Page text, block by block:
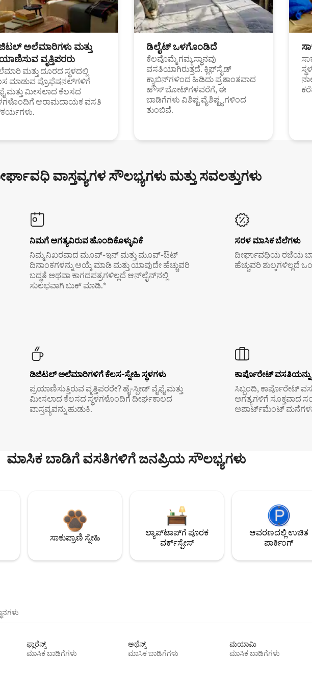
ಅಲೆಮಾರಿಗಳು ಮತ್ತು
ವೃತ್ತಿಪರರು
ಮತ್ತು ದೂರದ ಸ್ಥಳದಲ್ಲಿ
ಮಾಡುವ ಪ್ರೊಫೆಷನಲ್‌ಗಳಿಗೆ
ಮತ್ತು ಮೀಸಲಾದ ಕೆಲಸದ
ಆರಾಮದಾಯಕ ವಸತಿ
ಡಿಲೈಟ್ ಒಳಗೊಂಡಿದೆ
ಕೆಲವೊಮ್ಮೆ ಗಮ್ಯಸ್ಥಾನವು
ವಸತಿಯಾಗಿರುತ್ತದೆ. ಕ್ಲಿಫ್‌ಸೈಡ್
ಕ್ಯಾಬಿನ್‌ಗಳಿಂದ ಹಿಡಿದು ಪ್ರಶಾಂತವಾದ
ಹೌಸ್ ಬೋಟ್‌ಗಳವರೆಗೆ, ಈ
ಬಾಡಿಗೆಗಳು ವಿಶಿಷ್ಟ ವೈಶಿಷ್ಟ್ಯಗಳಿಂದ
ತುಂಬಿವೆ.
ವಾಸ್ತವ್ಯಗಳ ಸೌಲಭ್ಯಗಳು ಮತ್ತು ಸವಲತ್ತುಗಳು
ನಿಮಗೆ ಅಗತ್ಯವಿರುವ ಹೊಂದಿಕೊಳ್ಳುವಿಕೆ
ನಿಮ್ಮ ನಿಖರವಾದ ಮೂವ್-ಇನ್ ಮತ್ತು ಮೂವ್-ಔಟ್
ದಿನಾಂಕಗಳನ್ನು ಆಯ್ಕೆ ಮಾಡಿ ಮತ್ತು ಯಾವುದೇ ಹೆಚ್ಚುವರಿ
ಬದ್ಧತೆ ಅಥವಾ ಕಾಗದಪತ್ರಗಳಿಲ್ಲದೆ ಆನ್‌ಲೈನ್‌ನಲ್ಲಿ
ಸುಲಭವಾಗಿ ಬುಕ್ ಮಾಡಿ.*
ಸರಳ ಮಾಸಿಕ ಬೆಲೆಗಳು
ದೀರ್ಘಾವಧಿಯ ರಜೆಯ
ಹೆಚ್ಚುವರಿ ಶುಲ್ಕಗಳಿಲ್ಲದೆ
ಡಿಜಿಟಲ್ ಅಲೆಮಾರಿಗಳಿಗೆ ಕೆಲಸ-ಸ್ನೇಹಿ ಸ್ಥಳಗಳು
ಪ್ರಯಾಣಿಸುತ್ತಿರುವ ವೃತ್ತಿಪರರೇ? ಹೈ-ಸ್ಪೀಡ್ ವೈಫೈ ಮತ್ತು
ಮೀಸಲಾದ ಕೆಲಸದ ಸ್ಥಳಗಳೊಂದಿಗೆ ದೀರ್ಘಕಾಲದ
ವಾಸ್ತವ್ಯವನ್ನು ಹುಡುಕಿ.
ಕಾರ್ಪೊರೇಟ್ ವಸತಿಯನ್ನು
ಸಿಬ್ಬಂದಿ, ಕಾರ್ಪೊರೇಟ್
ಅಗತ್ಯಗಳಿಗೆ ಸೂಕ್ತವಾದ
ಅಪಾರ್ಟ್‌ಮೆಂಟ್
ಮಾಸಿಕ ಬಾಡಿಗೆ ವಸತಿಗಳಿಗೆ ಜನಪ್ರಿಯ ಸೌಲಭ್ಯಗಳು
ಸಾಕುಪ್ರಾಣಿ ಸ್ನೇಹಿ
ಲ್ಯಾಪ್‌ಟಾಪ್‌ಗೆ ಪೂರಕ
ವರ್ಕ್‌ಸ್ಪೇಸ್
ಆವರಣದಲ್ಲಿ ಉಚಿತ
ಪಾರ್ಕಿಂಗ್
ಫ್ಲಾರೆನ್ಸ್
ಮಾಸಿಕ ಬಾಡಿಗೆಗಳು
ಅಥೆನ್ಸ್
ಮಾಸಿಕ ಬಾಡಿಗೆಗಳು
ಮಯಾಮಿ
ಮಾಸಿಕ ಬಾಡಿಗೆಗಳು